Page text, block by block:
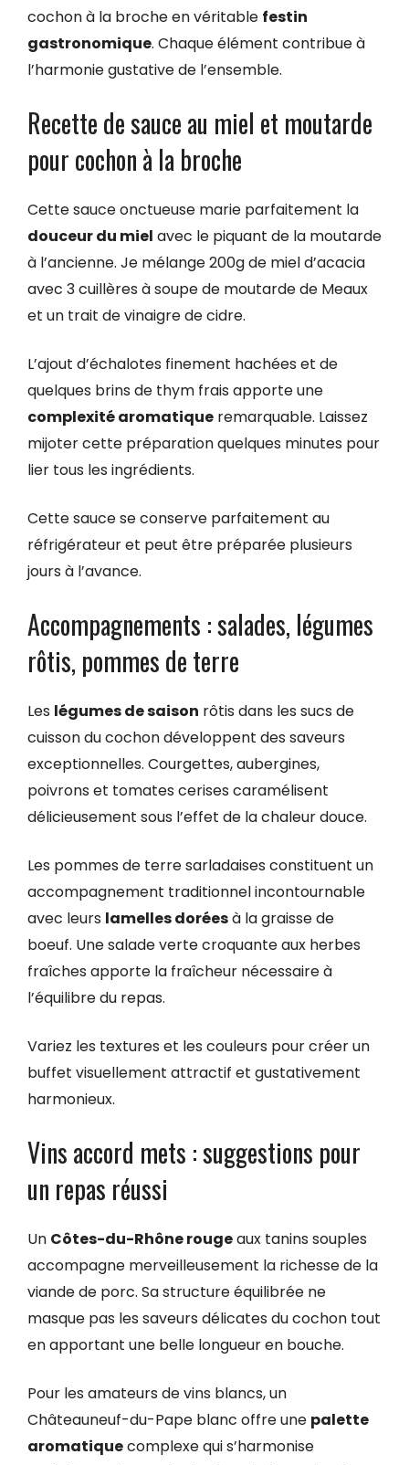
cochon à la broche en véritable festin
gastronomique. Chaque élément contribue à
l’harmonie gustative de l’ensemble.
Recette de sauce au miel et moutarde
pour cochon à la broche
Cette sauce onctueuse marie parfaitement la
douceur du miel avec le piquant de la moutarde
à l’ancienne. Je mélange 200g de miel d’acacia
avec 3 cuillères à soupe de moutarde de Meaux
et un trait de vinaigre de cidre.
L’ajout d’échalotes finement hachées et de
quelques brins de thym frais apporte une
complexité aromatique remarquable. Laissez
mijoter cette préparation quelques minutes pour
lier tous les ingrédients.
Cette sauce se conserve parfaitement au
réfrigérateur et peut être préparée plusieurs
jours à l’avance.
Accompagnements : salades, légumes
rôtis, pommes de terre
Les légumes de saison rôtis dans les sucs de
cuisson du cochon développent des saveurs
exceptionnelles. Courgettes, aubergines,
poivrons et tomates cerises caramélisent
délicieusement sous l’effet de la chaleur douce.
Les pommes de terre sarladaises constituent un
accompagnement traditionnel incontournable
avec leurs lamelles doréesà la graisse de
boeuf. Une salade verte croquante aux herbes
fraîches apporte la fraîcheur nécessaire à
l’équilibre du repas.
Variez les textures et les couleurs pour créer un
buffet visuellement attractif et gustativement
harmonieux.
Vins accord mets : suggestions pour
un repas réussi
Un Côtes-du-Rhône rougeaux tanins souples
accompagne merveilleusement la richesse de la
viande de porc. Sa structure équilibrée ne
masque pas les saveurs délicates du cochon tout
en apportant une belle longueur en bouche.
Pour les amateurs de vins blancs, un
Châteauneuf-du-Pape blanc offre une palette
aromatiquecomplexe qui s’harmonise